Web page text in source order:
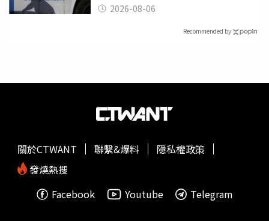
2026-08-06
Recommended by
關於CTWANT 聯繫&爆料
隱私權政策
發燒熱搜
Facebook
Youtube Telegram